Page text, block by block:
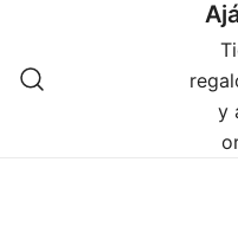
contenido
y